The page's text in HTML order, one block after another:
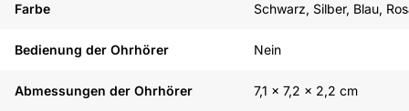
Farbe Schwarz, Silber, Blau,
Bedienung der Ohrhörer Nein
Abmessungen der Ohrhörer 7,1 x 7,2 x 2,2 cm